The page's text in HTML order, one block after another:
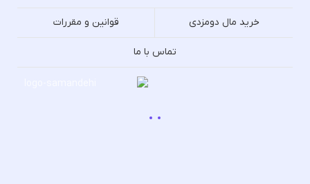
خرید مال دومزدی قوانین و مقررات
تماس با ما